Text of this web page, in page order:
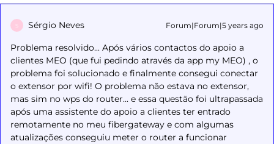
S Sérgio Neves Forum|Forum|5 years ago
Problema resolvido... Após vários contactos do apoio a
clientes MEO (que fui pedindo através da app my MEO) , o
problema foi solucionado e finalmente consegui conectar
o extensor por wifi! O problema não estava no extensor,
mas sim no wps do router... e essa questão foi ultrapassada
após uma assistente do apoio a clientes ter entrado
remotamente no meu fibergateway e com algumas
atualizações conseguiu meter o router a funcionar